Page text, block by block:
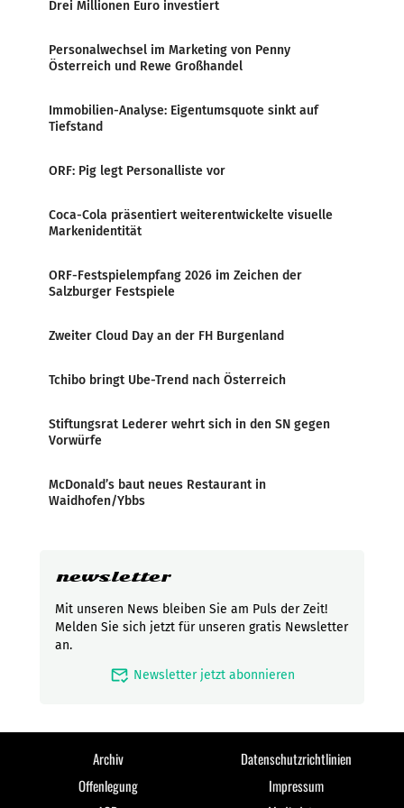
Drei Millionen Euro investiert
Personalwechsel im Marketing von Penny
Österreich und Rewe Großhandel
Immobilien-Analyse: Eigentumsquote sinkt auf
Tiefstand
ORF: Pig legt Personalliste vor
Coca-Cola präsentiert weiterentwickelte visuelle
Markenidentität
ORF-Festspielempfang 2026 im Zeichen der
Salzburger Festspiele
Zweiter Cloud Day an der FH Burgenland
Tchibo bringt Ube-Trend nach Österreich
Stiftungsrat Lederer wehrt sich in den SN gegen
Vorwürfe
McDonald’s baut neues Restaurant in
Waidhofen/Ybbs
newsletter
Mit unseren News bleiben Sie am Puls der Zeit!
Melden Sie sich jetzt für unseren gratis Newsletter
an.
mark_email_read Newsletter jetzt abonnieren
Archiv
Datenschutzrichtlinien
Offenlegung
Impressum